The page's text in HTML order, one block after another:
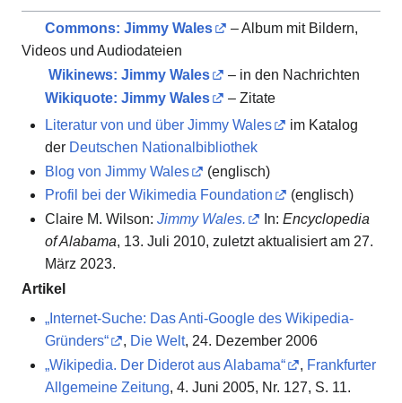
Commons: Jimmy Wales
– Album mit Bildern,
Videos und Audiodateien
Wikinews: Jimmy Wales
– in den Nachrichten
Wikiquote: Jimmy Wales
– Zitate
Literatur von und über Jimmy Wales
im Katalog
der Deutschen Nationalbibliothek
Blog von Jimmy Wales
(englisch)
Profil bei der Wikimedia Foundation
(englisch)
Claire M. Wilson: Jimmy Wales. In: Encyclopedia
of Alabama, 13. Juli 2010, zuletzt aktualisiert am 27.
März 2023.
Artikel
„Internet-Suche: Das Anti-Google des Wikipedia-
Gründers“
, Die Welt, 24. Dezember 2006
„Wikipedia. Der Diderot aus Alabama“
, Frankfurter
Allgemeine Zeitung, 4. Juni 2005, Nr. 127, S. 11.